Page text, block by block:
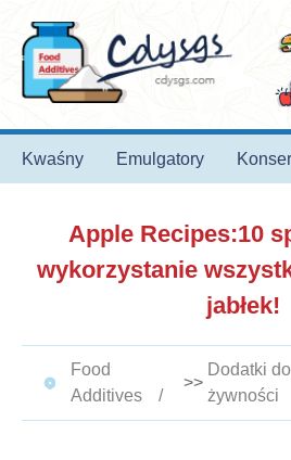
Kwaśny Emulgatory
Apple Recipes:10
wykorzystanie
jabłek!
Food
Additives
>>
Dodatki do
żywności